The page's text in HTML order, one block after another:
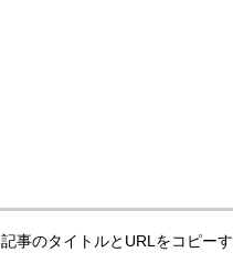
記事のタイトルとURLをコピー